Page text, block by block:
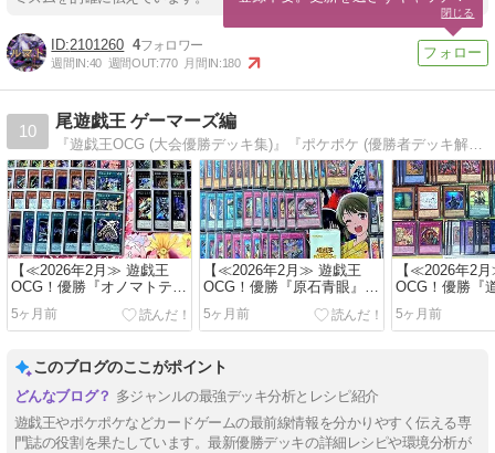
2101260 4
週間IN:40 週間OUT:770 月間IN:180
10
尾遊戯王 ゲーマーズ編
『遊戯王OCG (大会優勝デッキ集)』『ポケポケ (優勝者デッキ解説)』
【≪2026年2月≫ 遊戯王
OCG！優勝『オノマトテラ
ナイトセイクリッド』環境
最強デッキレシピ！】
5ヶ月前
【≪2026年2月≫ 遊戯王
OCG！優勝『原石青眼』環
境最強デッキレシピ！】
(2026/02/27 [vol.141])
5ヶ月前
【≪2026年2
OCG！優勝『
環境最強デッ
(2026/02/26
5ヶ月前
このブログのここがポイント
多ジャンルの最強デッキ分析とレシピ紹介
遊戯王やポケポケなどカードゲームの最前線情報を分かりやすく伝える専
門誌の役割を果たしています。最新優勝デッキの詳細レシピや環境分析が
閉じる